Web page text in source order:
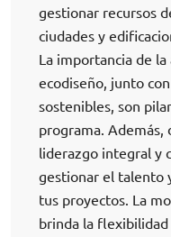
gestionar recursos
ciudades y
La importancia de
ecodiseño, junto
sostenibles, son
programa. Además,
liderazgo integral y
gestionar el talento
tus proyectos. La
brinda la